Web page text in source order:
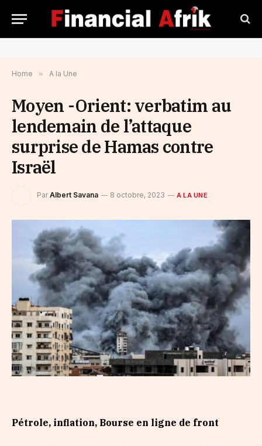
Home » A la Une
Moyen -Orient: verbatim au
lendemain de l’attaque
surprise de Hamas contre
Israël
Par Albert Savana 8 octobre, 2023 A LA UNE
Pétrole, inflation, Bourse en ligne de front